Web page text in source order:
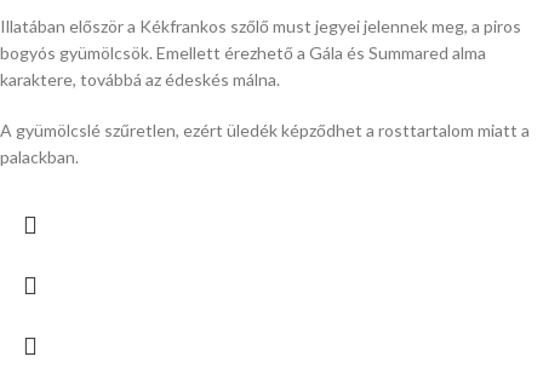
Illatában először a Kékfrankos szőlő must jegyei jelennek meg, a piros
bogyós gyümölcsök. Emellett érezhető a Gála és Summared alma
karaktere, továbbá az édeskés málna.
A gyümölcslé szűretlen, ezért üledék képződhet a rosttartalom miatt a
palackban.